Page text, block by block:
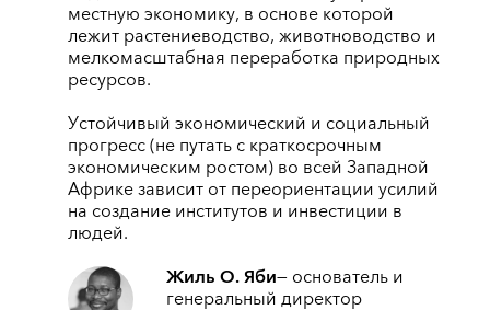
местную экономику, в основе которой
лежит растениеводство, животноводство и
мелкомасштабная переработка природных
ресурсов.
Устойчивый экономический и социальный
прогресс (не путать с краткосрочным
экономическим ростом) во всей Западной
Африке зависит от переориентации усилий
на создание институтов и инвестиции в
людей.
Жиль О. Яби— основатель и
генеральный директор